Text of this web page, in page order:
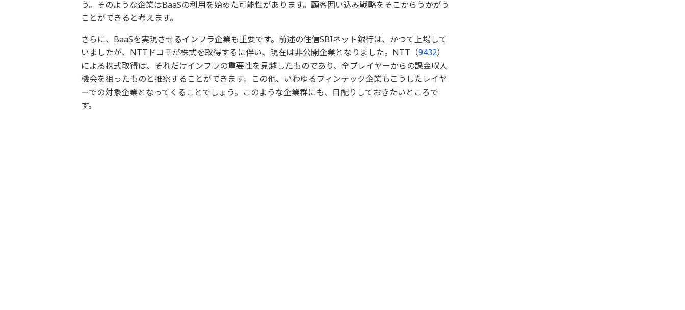
う。そのような企業はBaaSの利用を始めた可能性があります。顧客囲い込み戦略をそこからうかがう
ことができると考えます。
さらに、BaaSを実現させるインフラ企業も重要です。前述の住信SBIネット銀行は、かつて上場して
いましたが、NTTドコモが株式を取得するに伴い、現在は非公開企業となりました。NTT（9432）
による株式取得は、それだけインフラの重要性を見越したものであり、全プレイヤーからの課金収入
機会を狙ったものと推察することができます。この他、いわゆるフィンテック企業もこうしたレイヤ
ーでの対象企業となってくることでしょう。このような企業群にも、目配りしておきたいところで
す。